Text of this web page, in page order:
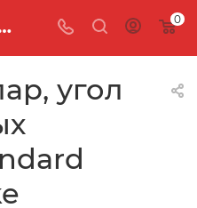
Сланец, угол для фасадных панелей Standard Сланец Docke (Стандарт Деке), шт 0
угол